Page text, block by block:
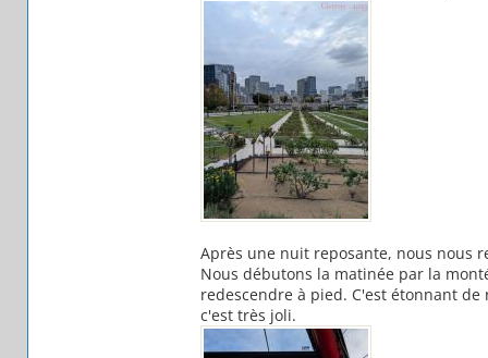
Après une nuit reposante, nous nous
Nous débutons la matinée par la
redescendre à pied. C'est étonnant
c'est très joli.